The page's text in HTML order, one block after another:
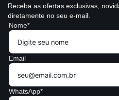
Receba as ofertas exclusivas,
diretamente no seu e-mail.
Nome*
Email
WhatsApp*